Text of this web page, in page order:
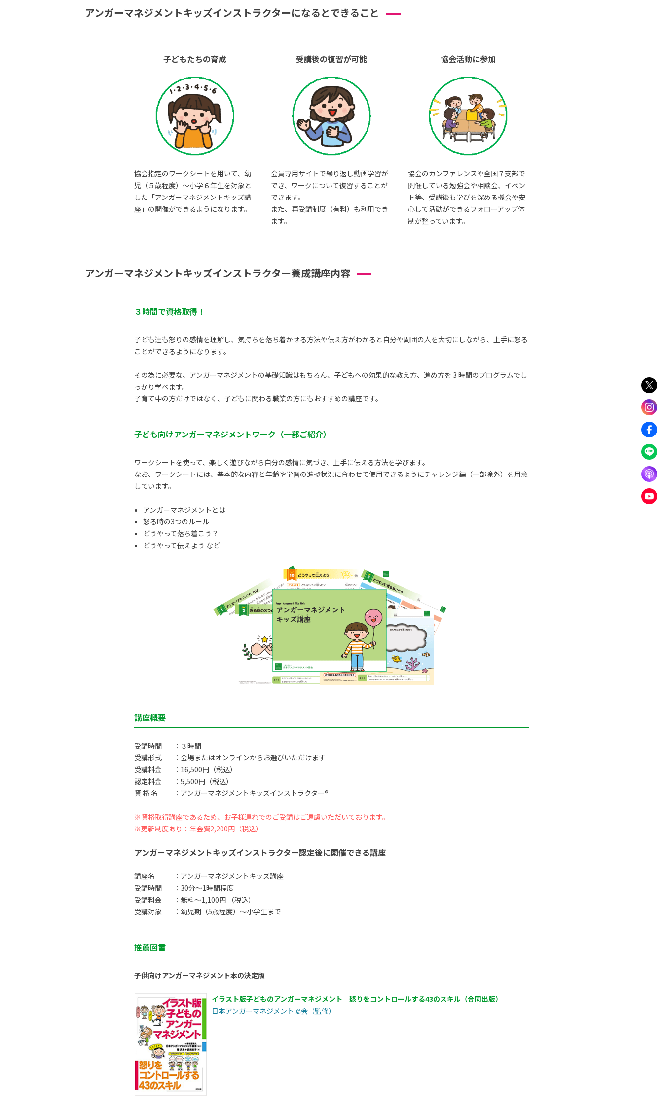
アンガーマネジメントキッズインストラクターになるとできること
子どもたちの育成
協会指定のワークシートを用いて、幼
児（５歳程度）～小学６年生を対象と
した「アンガーマネジメントキッズ講
座」の開催ができるようになります。
受講後の復習が可能
会員専用サイトで繰り返し動画学習が
でき、ワークについて復習することが
できます。
また、再受講制度（有料）も利用でき
ます。
協会活動に参加
協会のカンファレンスや全国７支部で
開催している勉強会や相談会、イベン
ト等、受講後も学びを深める機会や安
心して活動ができるフォローアップ体
制が整っています。
アンガーマネジメントキッズインストラクター養成講座内容
３時間で資格取得！
子ども達も怒りの感情を理解し、気持ちを落ち着かせる方法や伝え方がわかると自分や周囲の人を大切にしながら、上手に怒る
ことができるようになります。
その為に必要な、アンガーマネジメントの基礎知識はもちろん、子どもへの効果的な教え方、進め方を 3 時間のプログラムでし
っかり学べます。
子育て中の方だけではなく、子どもに関わる職業の方にもおすすめの講座です。
子ども向けアンガーマネジメントワーク（一部ご紹介）
ワークシートを使って、楽しく遊びながら自分の感情に気づき、上手に伝える方法を学びます。
なお、ワークシートには、基本的な内容と年齢や学習の進捗状況に合わせて使用できるようにチャレンジ編（一部除外）を用意
しています。
アンガーマネジメントとは
怒る時の3つのルール
どうやって落ち着こう？
どうやって伝えよう など
講座概要
受講時間
：３時間
受講形式
：会場またはオンラインからお選びいただけます
受講料金
：16,500円（税込）
認定料金
：5,500円（税込）
資 格 名
：アンガーマネジメントキッズインストラクター®
※資格取得講座であるため、お子様連れでのご受講はご遠慮いただいております。
※更新制度あり：年会費2,200円（税込）
アンガーマネジメントキッズインストラクター認定後に開催できる講座
講座名
：アンガーマネジメントキッズ講座
受講時間
：30分〜1時間程度
受講料金
：無料〜1,100円 （税込）
受講対象
：幼児期（5歳程度）〜小学生まで
推薦図書
子供向けアンガーマネジメント本の決定版
イラスト版子どものアンガーマネジメント 怒りをコントロールする43のスキル（合同出版）
日本アンガーマネジメント協会（監修）